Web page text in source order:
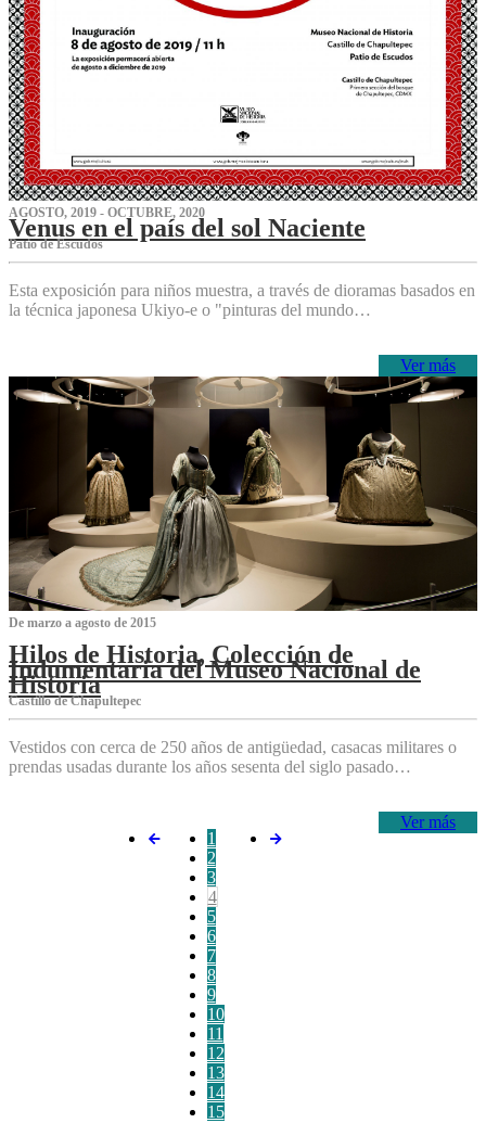
AGOSTO, 2019 - OCTUBRE, 2020
Venus en el país del sol Naciente
P‌atio de Escudos
Esta exposición para niños muestra, a través de dioramas basados en
la técnica japonesa Ukiyo-e o "pinturas del mundo…
Ver más
De marzo a agosto de 2015
Hilos de Historia, Colección de
Indumentaria del Museo Nacional de
Historia
Castillo de Chapultepec
Vestidos con cerca de 250 años de antigüedad, casacas militares o
prendas usadas durante los años sesenta del siglo pasado…
Ver más
1
2
3
4
5
6
7
8
9
10
11
12
13
14
15